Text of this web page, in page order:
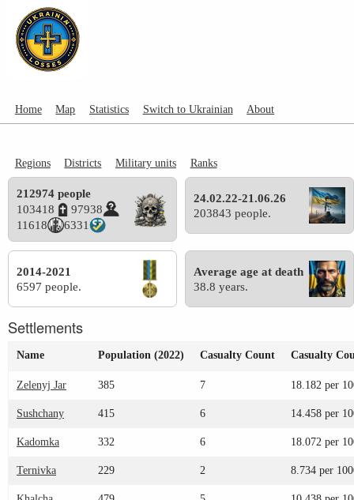
Home Map Statistics Switch to Ukrainian About
Regions Districts Military units Ranks
212974 people
103418
97938
11618
6331
24.02.22-21.06.26
203843 people.
2014-2021
6597 people.
Average age at death
38.8 years.
Settlements
Name Population (2022) Casualty Count Casualty
Zelenyj Jar 385 7 18.182 per
Sushchany 415 6 14.458 per
Kadomka 332 6 18.072 per
Ternivka 229 2 8.734 per